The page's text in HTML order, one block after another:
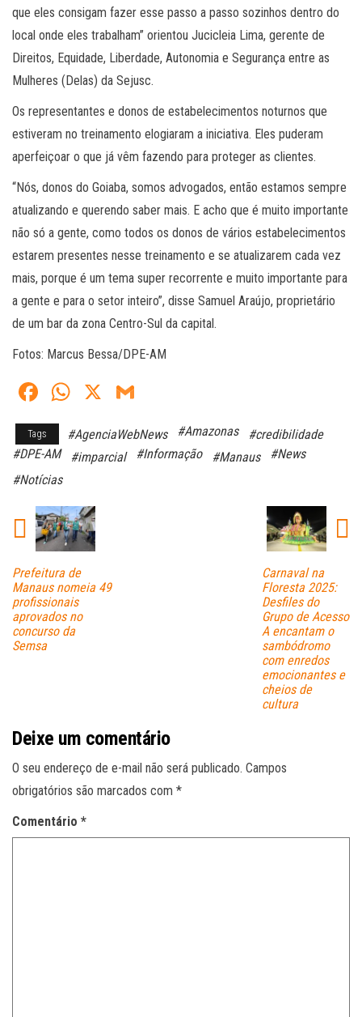
que eles consigam fazer esse passo a passo sozinhos dentro do
local onde eles trabalham” orientou Jucicleia Lima, gerente de
Direitos, Equidade, Liberdade, Autonomia e Segurança entre as
Mulheres (Delas) da Sejusc.
Os representantes e donos de estabelecimentos noturnos que
estiveram no treinamento elogiaram a iniciativa. Eles puderam
aperfeiçoar o que já vêm fazendo para proteger as clientes.
“Nós, donos do Goiaba, somos advogados, então estamos sempre
atualizando e querendo saber mais. E acho que é muito importante
não só a gente, como todos os donos de vários estabelecimentos
estarem presentes nesse treinamento e se atualizarem cada vez
mais, porque é um tema super recorrente e muito importante para
a gente e para o setor inteiro”, disse Samuel Araújo, proprietário
de um bar da zona Centro-Sul da capital.
Fotos: Marcus Bessa/DPE-AM
Fa
ce
bo
ok
W
ts
A
X
ail
Tags #AgenciaWebNews #Amazonas
#credibilidade
#DPE-AM
#imparcial #Informação #Manaus
#News
#Notícias
Prefeitura de
Manaus nomeia 49
profissionais
aprovados no
concurso da
Semsa
Carnaval na
Floresta 2025:
Desfiles do
Grupo de Acesso
A encantam o
sambódromo
com enredos
emocionantes e
cheios de
cultura
Deixe um comentário
O seu endereço de e-mail não será publicado. Campos
obrigatórios são marcados com *
Comentário *